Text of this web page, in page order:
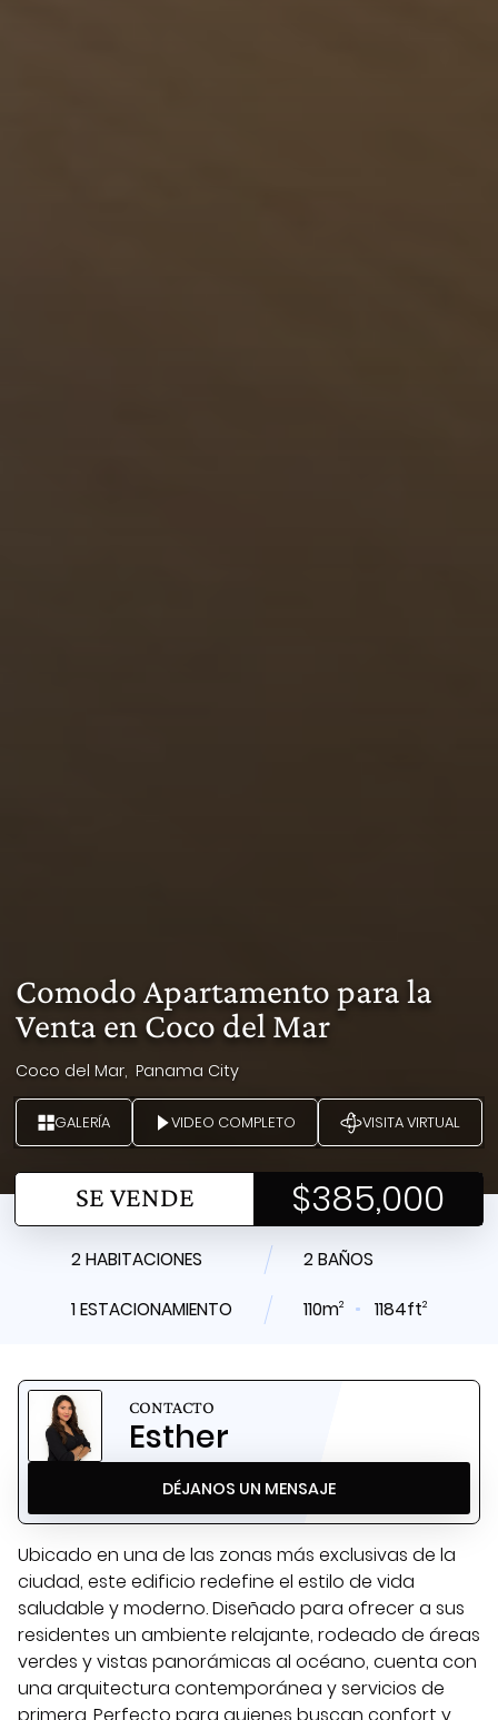
Comodo Apartamento para la
Venta en Coco del Mar
Coco del Mar, Panama City
GALERÍA VIDEO COMPLETO VISITA VIRTUAL
2 HABITACIONES 2 BAÑOS
1 ESTACIONAMIENTO 110m2 1184ft2
SE VENDE $385,000
CONTACTO
Esther
DÉJANOS UN MENSAJE
Ubicado en una de las zonas más exclusivas de la
ciudad, este edificio redefine el estilo de vida
saludable y moderno. Diseñado para ofrecer a sus
residentes un ambiente relajante, rodeado de áreas
verdes y vistas panorámicas al océano, cuenta con
una arquitectura contemporánea y servicios de